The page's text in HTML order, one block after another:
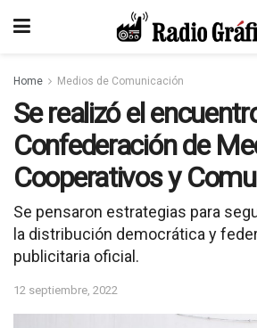
Home Medios de Comunicación
Se realizó el
Confederación de
Cooperativos y
Se pensaron estrategias para
la distribución democrática y
publicitaria oficial.
12 septiembre, 2022